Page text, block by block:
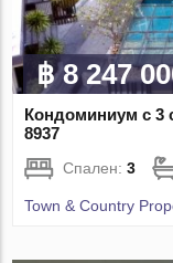
฿ 8 247
Кондоминиум с 3
8937
Спален:3
Town & Country